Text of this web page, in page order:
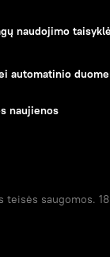
naudojimo
automatinio
naujienos
saugomos.